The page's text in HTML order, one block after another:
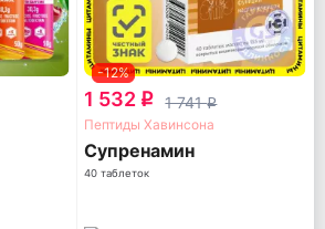
-12%
1 532 q 1 741q
Пептиды Хавинсона
Супренамин
40 таблеток